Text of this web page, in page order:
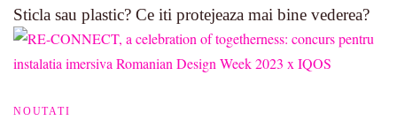
Sticla sau plastic? Ce iti protejeaza mai bine vederea?
NOUTATI